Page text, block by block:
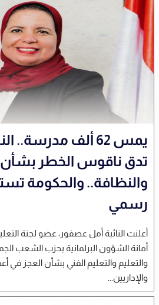
يمس 62 ألف
تدق ناقوس الخطر بشأن
والنظافة.. والحكومة
رسمي
أعلنت النائبة أمل عصفور، عضو لجنة
أمانة الشؤون البرلمانية بحزب الشعب
والتعليم والتعليم الفني بشأن العجز في
والإداريين...